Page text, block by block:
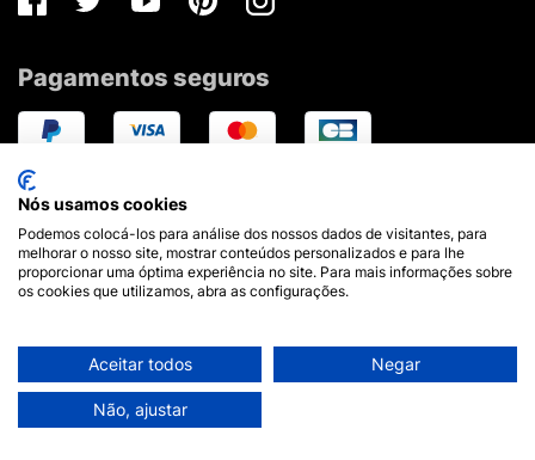
FacebookTwitterYoutubePinterestInstagram
Pagamentos seguros
€ EUR
Nós usamos cookies
Podemos colocá-los para análise dos nossos dados de visitantes, para
melhorar o nosso site, mostrar conteúdos personalizados e para lhe
proporcionar uma óptima experiência no site. Para mais informações sobre
os cookies que utilizamos, abra as configurações.
Aceitar todos Negar
Não, ajustar